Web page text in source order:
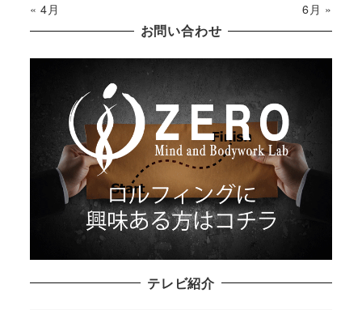
« 4月 6月 »
お問い合わせ
テレビ紹介